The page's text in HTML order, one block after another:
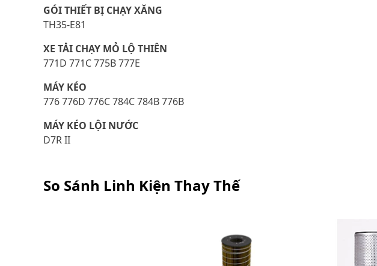
GÓI THIẾT BỊ CHẠY XĂNG
TH35-E81
XE TẢI CHẠY MỎ LỘ THIÊN
771D 771C 775B 777E
MÁY KÉO
776 776D 776C 784C 784B 776B
MÁY KÉO LỘI NƯỚC
D7R II
So Sánh Linh Kiện Thay Thế